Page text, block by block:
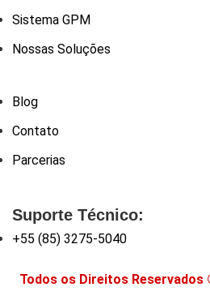
Sistema GPM
Nossas Soluções
Blog
Contato
Parcerias
Suporte Técnico:
+55 (85) 3275-5040
Todos os Direitos Reservados